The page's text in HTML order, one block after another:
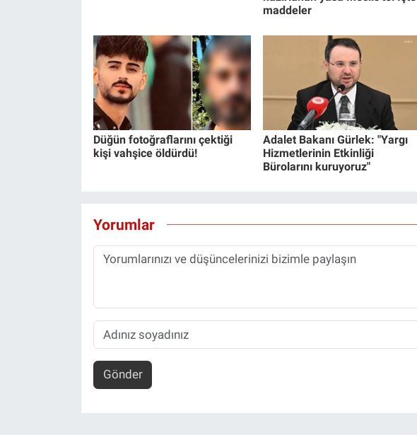
maddeler
Düğün fotoğraflarını çektiği
kişi vahşice öldürdü!
Adalet Bakanı Gürlek: "Yargı
Hizmetlerinin Etkinliği
Bürolarını kuruyoruz"
Yorumlar
Gönder